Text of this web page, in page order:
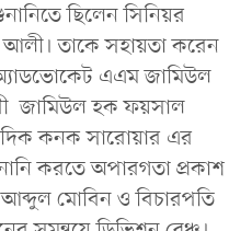
ছিলেন সিনিয়র
তাকে সহায়তা করেন
অ্যাডভোকেট এএম জামিউল
জামিউল হক ফয়সাল
কনক সারোয়ার এর
করতে অপারগতা প্রকাশ
মোবিন ও বিচারপতি